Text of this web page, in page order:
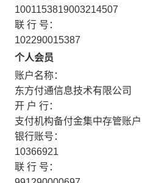
1001153819003214507
联 行 号：
102290015387
个人会员
账户名称：
东方付通信息技术有限公司
开 户 行：
支付机构备付金集中存管账户
银行账号：
10366921
联 行 号：